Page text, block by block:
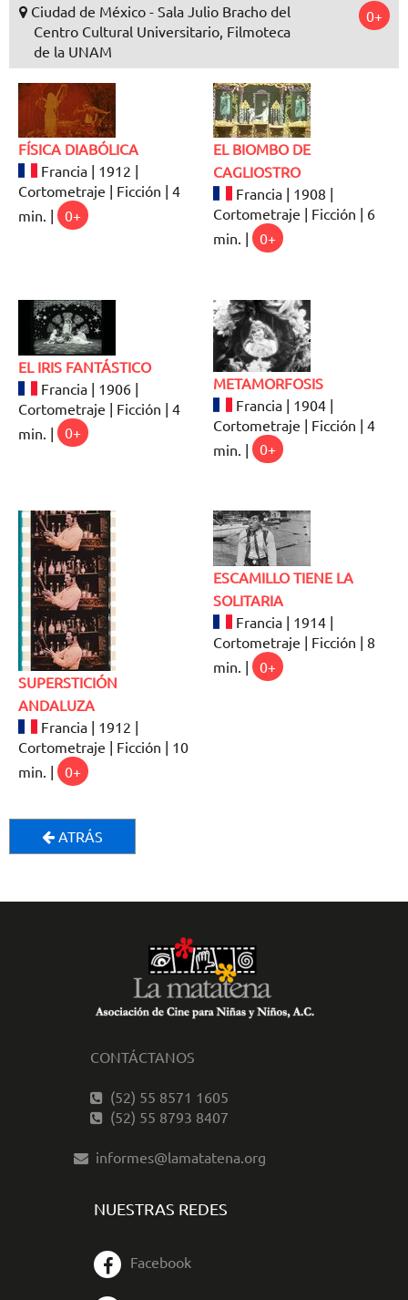
Ciudad de México - Sala Julio Bracho del
Centro Cultural Universitario, Filmoteca
de la UNAM
0+
FÍSICA DIABÓLICA
Francia | 1912 |
Cortometraje | Ficción | 4
min. |
0+
EL BIOMBO DE
CAGLIOSTRO
Francia | 1908 |
Cortometraje | Ficción | 6
min. |
0+
EL IRIS FANTÁSTICO
Francia | 1906 |
Cortometraje | Ficción | 4
min. |
0+
METAMORFOSIS
Francia | 1904 |
Cortometraje | Ficción | 4
min. |
0+
SUPERSTICIÓN
ANDALUZA
Francia | 1912 |
Cortometraje | Ficción | 10
min. |
0+
ESCAMILLO TIENE LA
SOLITARIA
Francia | 1914 |
Cortometraje | Ficción | 8
min. |
0+
ATRÁS
CONTÁCTANOS
(52) 55 8571 1605
(52) 55 8793 8407
informes@lamatatena.org
NUESTRAS REDES
Facebook